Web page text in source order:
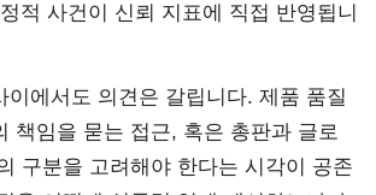
적 사건이 신뢰 지표에 직접 반영됩니
이에서도 의견은 갈립니다. 제품 품질
책임을 묻는 접근, 혹은 총판과 글로
구분을 고려해야 한다는 시각이 공존